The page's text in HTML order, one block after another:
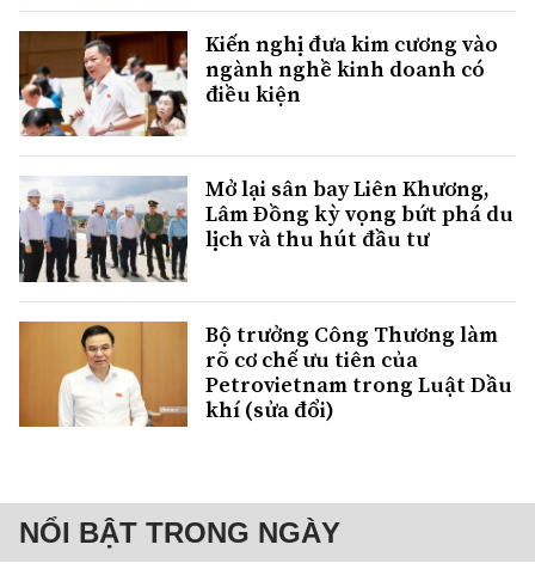
Kiến nghị đưa kim cương vào
ngành nghề kinh doanh có
điều kiện
Mở lại sân bay Liên Khương,
Lâm Đồng kỳ vọng bứt phá du
lịch và thu hút đầu tư
Bộ trưởng Công Thương làm
rõ cơ chế ưu tiên của
Petrovietnam trong Luật Dầu
khí (sửa đổi)
NỔI BẬT TRONG NGÀY